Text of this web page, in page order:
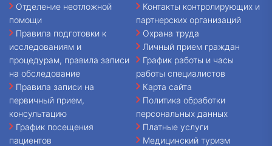
Отделение неотложной
помощи
Правила подготовки к
исследованиям и
процедурам, правила записи
на обследование
Правила записи на
первичный прием,
консультацию
График посещения
пациентов
Контакты контролирующих и
партнерских организаций
Охрана труда
Личный прием граждан
График работы и часы
работы специалистов
Карта сайта
Политика обработки
персональных данных
Платные услуги
Медицинский туризм